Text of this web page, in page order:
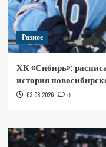
Разное
ХК «Сибирь»:
история
03.08.2026 0